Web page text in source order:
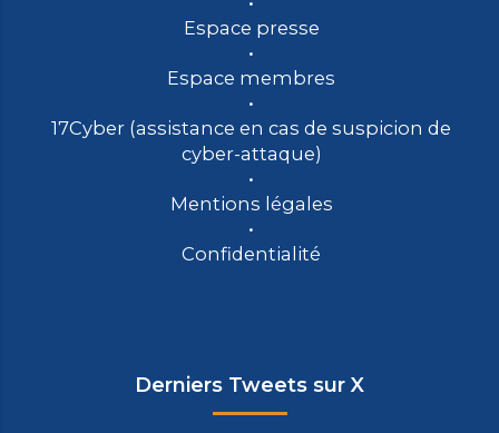
Espace presse
Espace membres
17Cyber (assistance en cas de suspicion de
cyber-attaque)
Mentions légales
Confidentialité
Derniers Tweets sur X